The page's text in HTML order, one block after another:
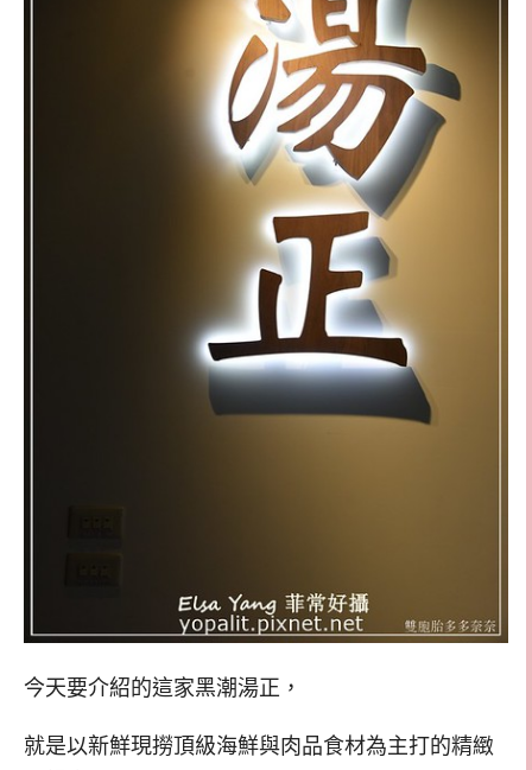
今天要介紹的這家黑潮湯正，
就是以新鮮現撈頂級海鮮與肉品食材為主打的精緻